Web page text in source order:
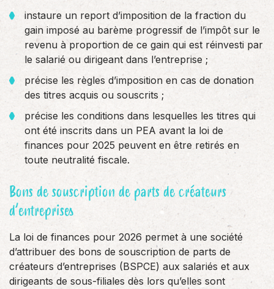
instaure un report d’imposition de la fraction du
gain imposé au barème progressif de l’impôt sur le
revenu à proportion de ce gain qui est réinvesti par
le salarié ou dirigeant dans l’entreprise ;
précise les règles d’imposition en cas de donation
des titres acquis ou souscrits ;
précise les conditions dans lesquelles les titres qui
ont été inscrits dans un PEA avant la loi de
finances pour 2025 peuvent en être retirés en
toute neutralité fiscale.
Bons de souscription de parts de créateurs
d’entreprises
La loi de finances pour 2026 permet à une société
d’attribuer des bons de souscription de parts de
créateurs d’entreprises (BSPCE) aux salariés et aux
dirigeants de sous-filiales dès lors qu’elles sont